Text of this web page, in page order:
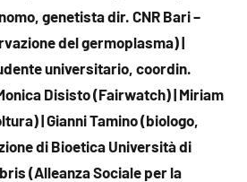
genetista dir. CNR Bari –
del germoplasma) |
universitario, coordin.
Disisto (Fairwatch) | Miriam
|Gianni Tamino (biologo,
di Bioetica Università di
(Alleanza Sociale per la